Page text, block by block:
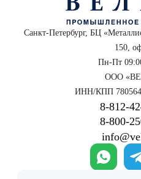
Санкт-Петербург, БЦ
150,
Пн-Пт
ООО
ИНН/КПП